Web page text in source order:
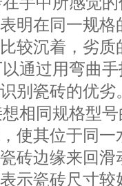
明在同一规
较沉着，劣
通过用弯曲
别瓷砖的优
相同规格型
使其位于同
砖边缘来回
示瓷砖尺寸